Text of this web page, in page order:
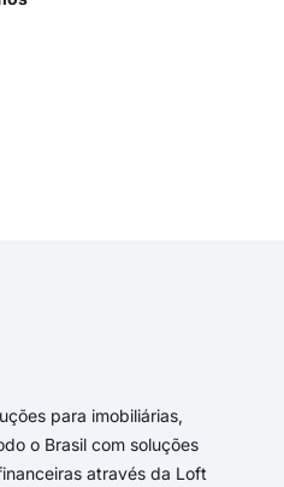
para imobiliárias,
o Brasil com soluções
através da Loft